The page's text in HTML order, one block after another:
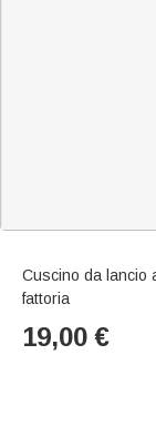
Cuscino da lancio
fattoria
19,00 €